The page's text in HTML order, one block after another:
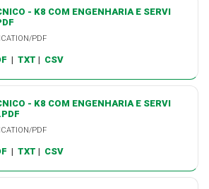
- K8 COM ENGENHARIA E SERVI
PDF
| TXT | CSV
- K8 COM ENGENHARIA E SERVI
PDF
| TXT | CSV